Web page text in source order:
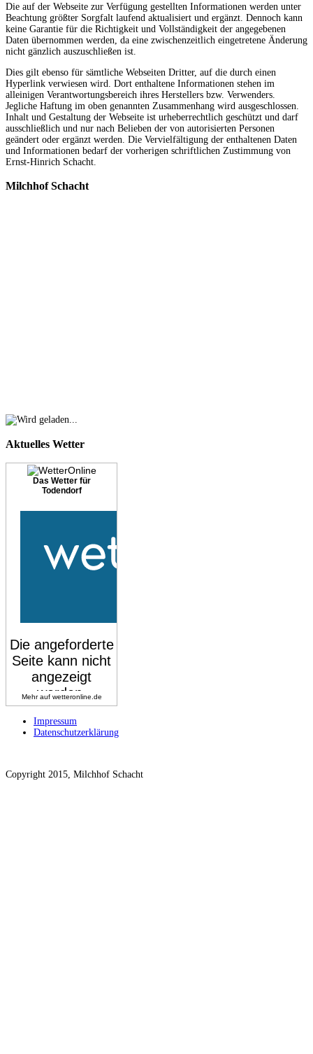
Die auf der Webseite zur Verfügung gestellten Informationen werden unter
Beachtung größter Sorgfalt laufend aktualisiert und ergänzt. Dennoch kann
keine Garantie für die Richtigkeit und Vollständigkeit der angegebenen
Daten übernommen werden, da eine zwischenzeitlich eingetretene Änderung
nicht gänzlich auszuschließen ist.
Dies gilt ebenso für sämtliche Webseiten Dritter, auf die durch einen
Hyperlink verwiesen wird. Dort enthaltene Informationen stehen im
alleinigen Verantwortungsbereich ihres Herstellers bzw. Verwenders.
Jegliche Haftung im oben genannten Zusammenhang wird ausgeschlossen.
Inhalt und Gestaltung der Webseite ist urheberrechtlich geschützt und darf
ausschließlich und nur nach Belieben der von autorisierten Personen
geändert oder ergänzt werden. Die Vervielfältigung der enthaltenen Daten
und Informationen bedarf der vorherigen schriftlichen Zustimmung von
Ernst-Hinrich Schacht.
MilchhofSchacht
Aktuelles Wetter
Das Wetter für
Todendorf
Mehr auf wetteronline.de
Impressum
Datenschutzerklärung
Copyright 2015, Milchhof Schacht